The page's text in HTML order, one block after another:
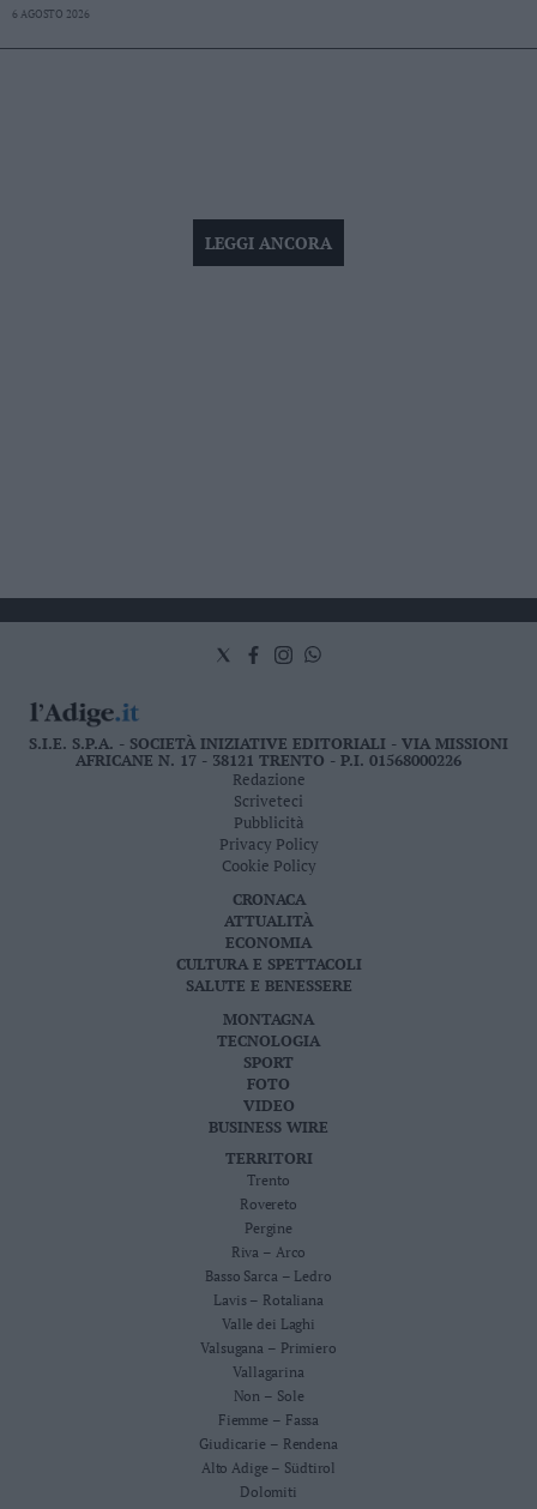
6 AGOSTO 2026
LEGGI ANCORA
S.I.E. S.P.A. - SOCIETÀ INIZIATIVE EDITORIALI - VIA MISSIONI
AFRICANE N. 17 - 38121 TRENTO - P.I. 01568000226
Redazione
Scriveteci
Pubblicità
Privacy Policy
Cookie Policy
CRONACA
ATTUALITÀ
ECONOMIA
CULTURA E SPETTACOLI
SALUTE E BENESSERE
MONTAGNA
TECNOLOGIA
SPORT
FOTO
VIDEO
BUSINESS WIRE
TERRITORI
Trento
Rovereto
Pergine
Riva – Arco
Basso Sarca – Ledro
Lavis – Rotaliana
Valle dei Laghi
Valsugana – Primiero
Vallagarina
Non – Sole
Fiemme – Fassa
Giudicarie – Rendena
Alto Adige – Südtirol
Dolomiti